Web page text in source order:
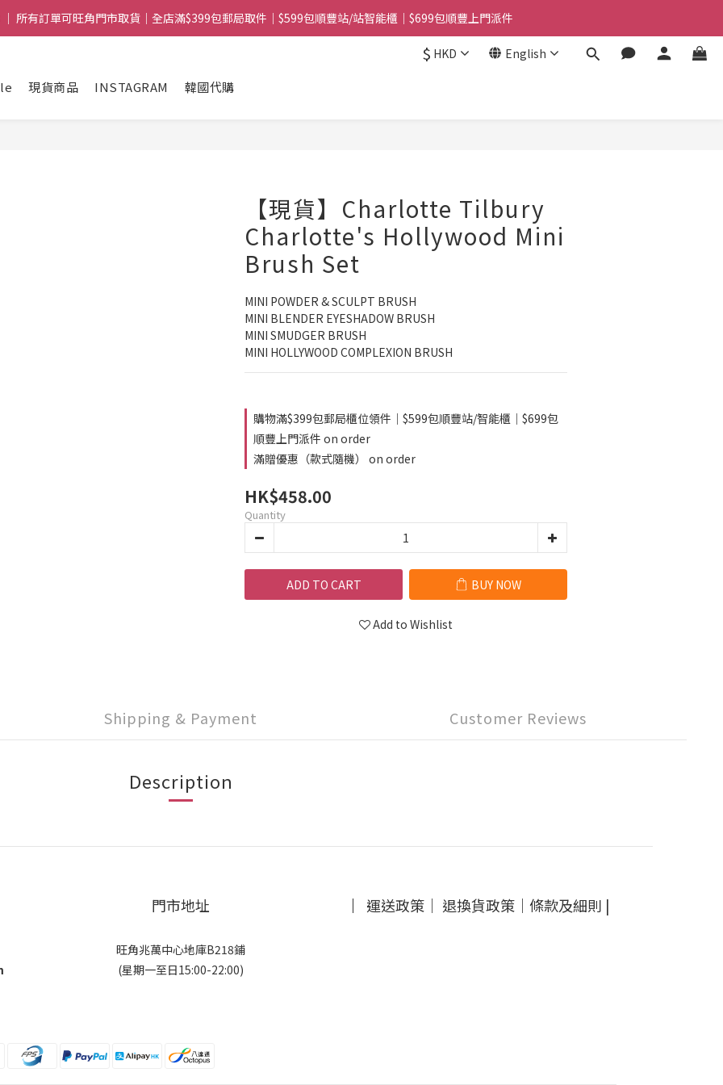
所有訂單可旺角門市取貨｜全店滿$399包郵局取件｜$599包順豐站/站智能櫃｜$699包順豐上門派件
所有訂單可旺角門市取貨｜全店滿$399包郵局取件｜$599包順豐站/站智能櫃｜$699包順豐上門派件
滿$1088送Clarins 煥顏緊緻亮肌日霜 5mL｜$1388送fwee布丁唇頰兩用霜(色號隨機)|滿$1888送Charlotte Tilbury唇膏
所有訂單可旺角門市取貨｜全店滿$399包郵局取件｜$599包順豐站/站智能櫃｜$699包順豐上門派件
$ HKD English
現貨商品 INSTAGRAM 韓國代購
【現貨】Charlotte Tilbury
Charlotte's Hollywood Mini
Brush Set
MINI POWDER & SCULPT BRUSH
MINI BLENDER EYESHADOW BRUSH
MINI SMUDGER BRUSH
MINI HOLLYWOOD COMPLEXION BRUSH
購物滿$399包郵局櫃位領件｜$599包順豐站/智能櫃｜$699包
順豐上門派件 on order
滿贈優惠（款式隨機） on order
HK$458.00
Quantity
ADD TO CART BUY NOW
Add to Wishlist
Shipping & Payment Customer Reviews
Description
門市地址
旺角兆萬中心地庫B218鋪
(星期一至日15:00-22:00)
｜ 運送政策 ｜ 退換貨政策 ｜ 條款及細則 |